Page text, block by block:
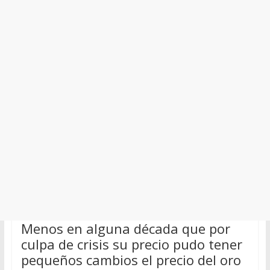
Menos en alguna década que por
culpa de crisis su precio pudo tener
pequeños cambios el precio del oro